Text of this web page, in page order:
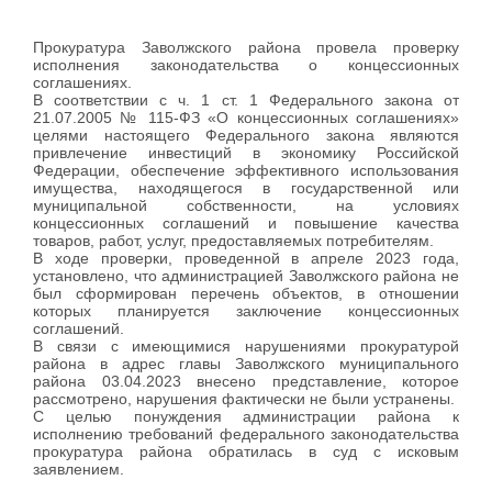
Прокуратура Заволжского района провела проверку
исполнения законодательства о концессионных
соглашениях.
В соответствии с ч. 1 ст. 1 Федерального закона от
21.07.2005 № 115-ФЗ «О концессионных соглашениях»
целями настоящего Федерального закона являются
привлечение инвестиций в экономику Российской
Федерации, обеспечение эффективного использования
имущества, находящегося в государственной или
муниципальной собственности, на условиях
концессионных соглашений и повышение качества
товаров, работ, услуг, предоставляемых потребителям.
В ходе проверки, проведенной в апреле 2023 года,
установлено, что администрацией Заволжского района не
был сформирован перечень объектов, в отношении
которых планируется заключение концессионных
соглашений.
В связи с имеющимися нарушениями прокуратурой
района в адрес главы Заволжского муниципального
района 03.04.2023 внесено представление, которое
рассмотрено, нарушения фактически не были устранены.
С целью понуждения администрации района к
исполнению требований федерального законодательства
прокуратура района обратилась в суд с исковым
заявлением.